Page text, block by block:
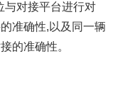
与对接平台进行对
准确性,以及同一辆
的准确性。